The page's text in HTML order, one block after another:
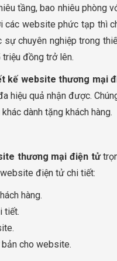
tầng, bao nhiêu
website phức tạp thì
chuyên nghiệp trong
đồng trở lên.
kế website thương mại
hiệu quả nhận được.
dành tặng khách hàng.
thương mại điện tử
điện tử chi tiết:
hàng.
tiết.
cho website.